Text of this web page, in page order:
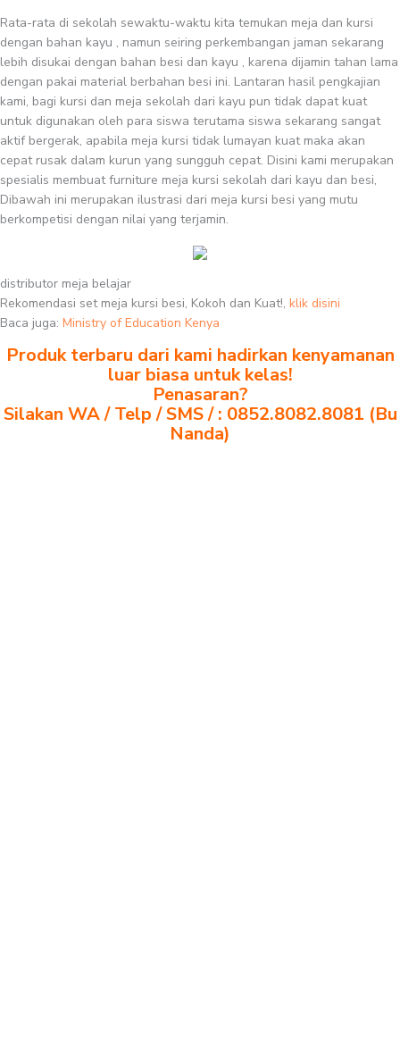
Rata-rata di sekolah sewaktu-waktu kita temukan meja dan kursi
dengan bahan kayu , namun seiring perkembangan jaman sekarang
lebih disukai dengan bahan besi dan kayu , karena dijamin tahan lama
dengan pakai material berbahan besi ini. Lantaran hasil pengkajian
kami, bagi kursi dan meja sekolah dari kayu pun tidak dapat kuat
untuk digunakan oleh para siswa terutama siswa sekarang sangat
aktif bergerak, apabila meja kursi tidak lumayan kuat maka akan
cepat rusak dalam kurun yang sungguh cepat. Disini kami merupakan
spesialis membuat furniture meja kursi sekolah dari kayu dan besi,
Dibawah ini merupakan ilustrasi dari meja kursi besi yang mutu
berkompetisi dengan nilai yang terjamin.
distributor meja belajar
Rekomendasi set meja kursi besi, Kokoh dan Kuat!, klik disini
Baca juga: Ministry of Education Kenya
Produk terbaru dari kami hadirkan kenyamanan
luar biasa untuk kelas!
Penasaran?
Silakan WA / Telp / SMS / : 0852.8082.8081 (Bu
Nanda)